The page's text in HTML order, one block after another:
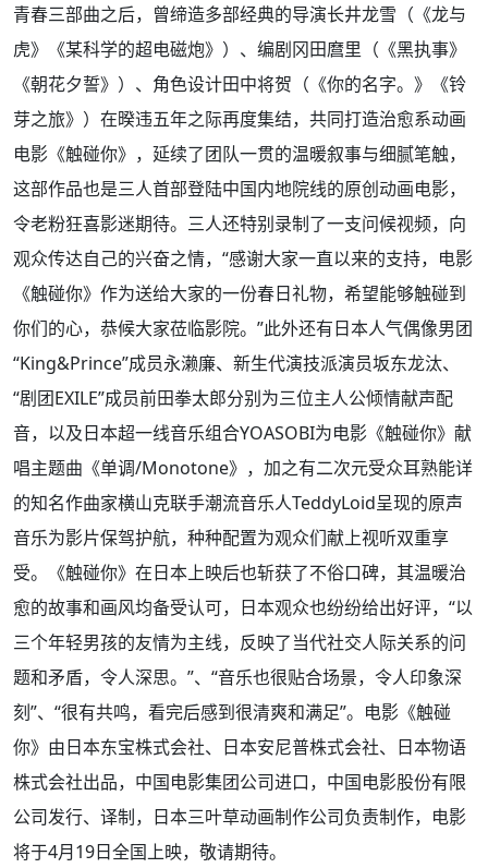
青春三部曲之后，曾缔造多部经典的导演长井龙雪（《龙与
虎》《某科学的超电磁炮》）、编剧冈田麿里（《黑执事》
《朝花夕誓》）、角色设计田中将贺（《你的名字。》《铃
芽之旅》）在暌违五年之际再度集结，共同打造治愈系动画
电影《触碰你》，延续了团队一贯的温暖叙事与细腻笔触，
这部作品也是三人首部登陆中国内地院线的原创动画电影，
令老粉狂喜影迷期待。三人还特别录制了一支问候视频，向
观众传达自己的兴奋之情，“感谢大家一直以来的支持，电影
《触碰你》作为送给大家的一份春日礼物，希望能够触碰到
你们的心，恭候大家莅临影院。”此外还有日本人气偶像男团
“King&Prince”成员永濑廉、新生代演技派演员坂东龙汰、
“剧团EXILE”成员前田拳太郎分别为三位主人公倾情献声配
音，以及日本超一线音乐组合YOASOBI为电影《触碰你》献
唱主题曲《单调/Monotone》，加之有二次元受众耳熟能详
的知名作曲家横山克联手潮流音乐人TeddyLoid呈现的原声
音乐为影片保驾护航，种种配置为观众们献上视听双重享
受。《触碰你》在日本上映后也斩获了不俗口碑，其温暖治
愈的故事和画风均备受认可，日本观众也纷纷给出好评，“以
三个年轻男孩的友情为主线，反映了当代社交人际关系的问
题和矛盾，令人深思。”、“音乐也很贴合场景，令人印象深
刻”、“很有共鸣，看完后感到很清爽和满足”。电影《触碰
你》由日本东宝株式会社、日本安尼普株式会社、日本物语
株式会社出品，中国电影集团公司进口，中国电影股份有限
公司发行、译制，日本三叶草动画制作公司负责制作，电影
将于4月19日全国上映，敬请期待。